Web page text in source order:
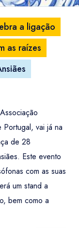
a ligação
as raízes
vai já na
de 28
Este evento
com as suas
um stand a
bem como a